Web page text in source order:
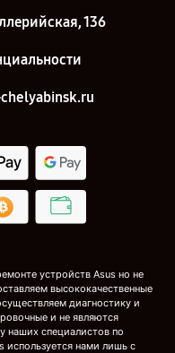
136
устройств Asus но не
высококачественные
диагностику и
и не являются
наших специалистов по
используется нами лишь с